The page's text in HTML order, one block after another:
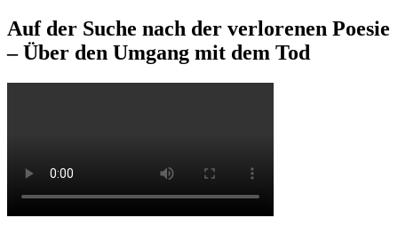
Auf der Suche nach der verlorenen Poesie
– Über den Umgang mit dem Tod